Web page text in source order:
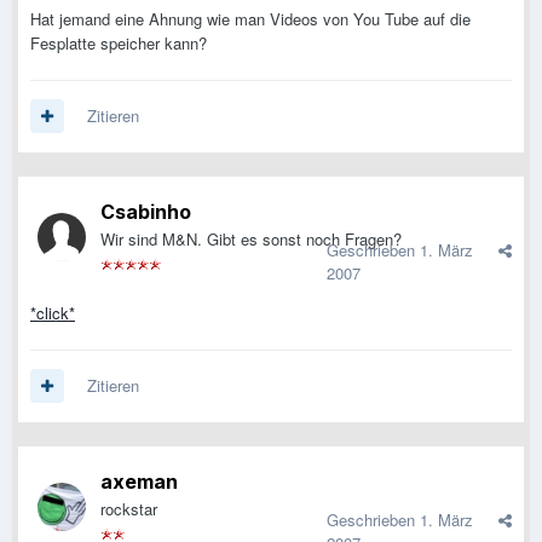
Hat jemand eine Ahnung wie man Videos von You Tube auf die
Fesplatte speicher kann?
Zitieren
Csabinho
Wir sind M&N. Gibt es sonst noch Fragen?
Geschrieben 1. März
2007
*click*
Zitieren
axeman
rockstar Geschrieben 1. März